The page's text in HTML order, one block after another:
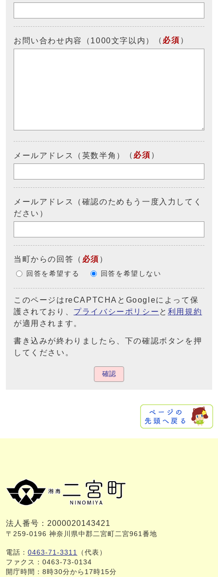
お問い合わせ内容（1000文字以内） （ 必須 ）
メールアドレス（英数半角） （ 必須 ）
メールアドレス（確認のためもう一度入力してく
ださい）
当町からの回答 （ 必須 ）
回答を希望する 回答を希望しない
このページはreCAPTCHAとGoogleによって保
護されており、 プライバシーポリシー と 利用規約
が適用されます。
書き込みが終わりましたら、下の確認ボタンを押
してください。
確認
法人番号：2000020143421
〒259-0196 神奈川県中郡二宮町二宮961番地
電話： 0463-71-3311
（代表）
ファクス：0463-73-0134
開庁時間：8時30分から17時15分